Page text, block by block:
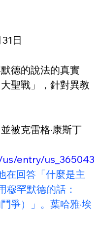
日
德的說法的真實
聖戰」，針對異教
被克雷格·康斯丁
entry/us_365043
在回答「什麼是主
穆罕默德的話：
爭）」。葉哈雅·埃